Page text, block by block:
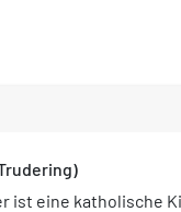
ist eine katholische